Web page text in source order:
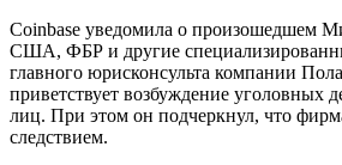
Coinbase уведомила о произошедшем
США, ФБР и другие
главного юрисконсульта компании
приветствует возбуждение уголовных
лиц. При этом он подчеркнул, что
следствием.